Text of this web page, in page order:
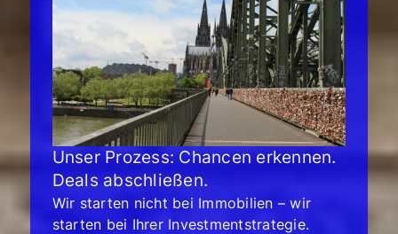
Unser Prozess: Chancen erkennen.
Deals abschließen.
Wir starten nicht bei Immobilien – wir
starten bei Ihrer Investmentstrategie.